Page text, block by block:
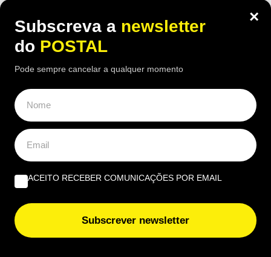
×
Subscreva a newsletter
do POSTAL
Pode sempre cancelar a qualquer momento
ACEITO RECEBER COMUNICAÇÕES POR EMAIL
Subscrever newsletter